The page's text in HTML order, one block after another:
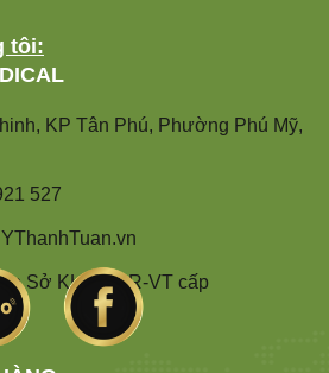
tôi:
KP Tân Phú, Phường Phú Mỹ,
527
Sở KHĐT BR-VT cấp